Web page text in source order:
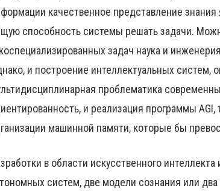
качественное представление
способность системы решать задачи.
задач наука и
и построение интеллектуальных
проблематика
и реализация программы
машинной памяти, которые бы
в области искусственного
систем, две модели сознания или